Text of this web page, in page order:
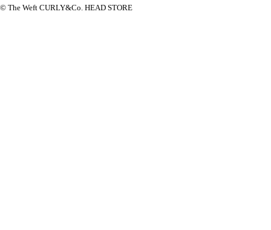
© The Weft CURLY&Co. HEAD STORE